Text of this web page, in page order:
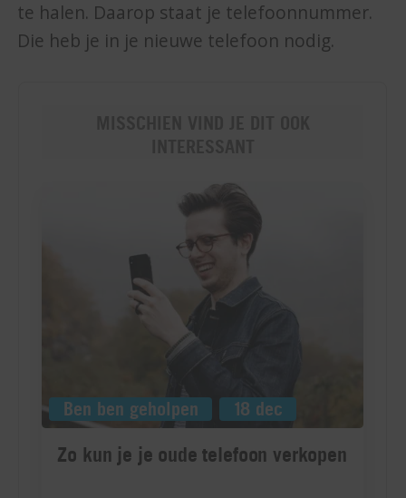
te halen. Daarop staat je telefoonnummer.
Die heb je in je nieuwe telefoon nodig.